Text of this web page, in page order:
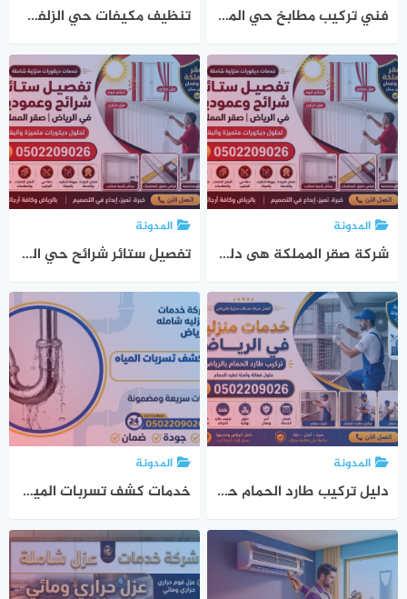
فني تركيب مطابخ حي الملقا بالرياض | صقر المملكة 0502209026 تنظيف مكيفات حي الزلفى الرياض 0502209026
المدونة
شركة صقر المملكة هى دليل شامل لخدمات التنظيف المتاحة في الرياض
المدونة
تفصيل ستائر شرائح حي الرمال في الرياض | صقر المملكة 0502209026
المدونة
دليل تركيب طارد الحمام حي الملقا في الرياض | اتصل الآن 0502209026
المدونة
خدمات كشف تسربات المياه حي الياسمين بالرياض | صقر المملكة 0502209026